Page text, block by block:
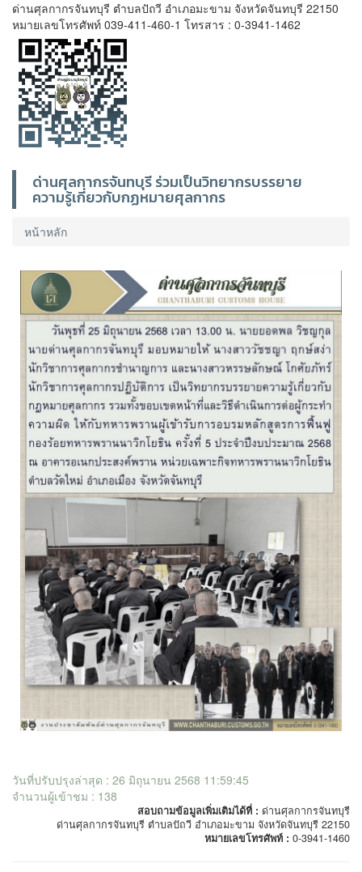
ด่านศุลกากรจันทบุรี ตำบลปัถวี อำเภอมะขาม จังหวัดจันทบุรี 22150
หมายเลขโทรศัพท์ 039-411-460-1 โทรสาร : 0-3941-1462
ด่านศุลกากรจันทบุรี ร่วมเป็นวิทยากรบรรยาย
ความรู้เกี่ยวกับกฏหมายศุลกากร
หน้าหลัก
วันที่ปรับปรุงล่าสุด : 26 มิถุนายน 2568 11:59:45
จำนวนผู้เข้าชม : 138
สอบถามข้อมูลเพิ่มเติมได้ที่ : ด่านศุลกากรจันทบุรี
ด่านศุลกากรจันทบุรี ตำบลปัถวี อำเภอมะขาม จังหวัดจันทบุรี 22150
หมายเลขโทรศัพท์ : 0-3941-1460